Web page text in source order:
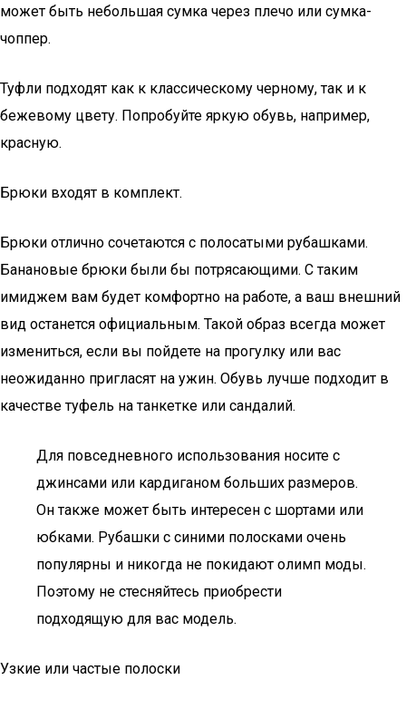
может быть небольшая сумка через плечо или сумка-
чоппер.
Туфли подходят как к классическому черному, так и к
бежевому цвету. Попробуйте яркую обувь, например,
красную.
Брюки входят в комплект.
Брюки отлично сочетаются с полосатыми рубашками.
Банановые брюки были бы потрясающими. С таким
имиджем вам будет комфортно на работе, а ваш внешний
вид останется официальным. Такой образ всегда может
измениться, если вы пойдете на прогулку или вас
неожиданно пригласят на ужин. Обувь лучше подходит в
качестве туфель на танкетке или сандалий.
Для повседневного использования носите с
джинсами или кардиганом больших размеров.
Он также может быть интересен с шортами или
юбками. Рубашки с синими полосками очень
популярны и никогда не покидают олимп моды.
Поэтому не стесняйтесь приобрести
подходящую для вас модель.
Узкие или частые полоски